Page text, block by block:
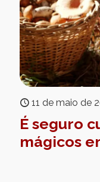
11 de maio de
É seguro
mágicos